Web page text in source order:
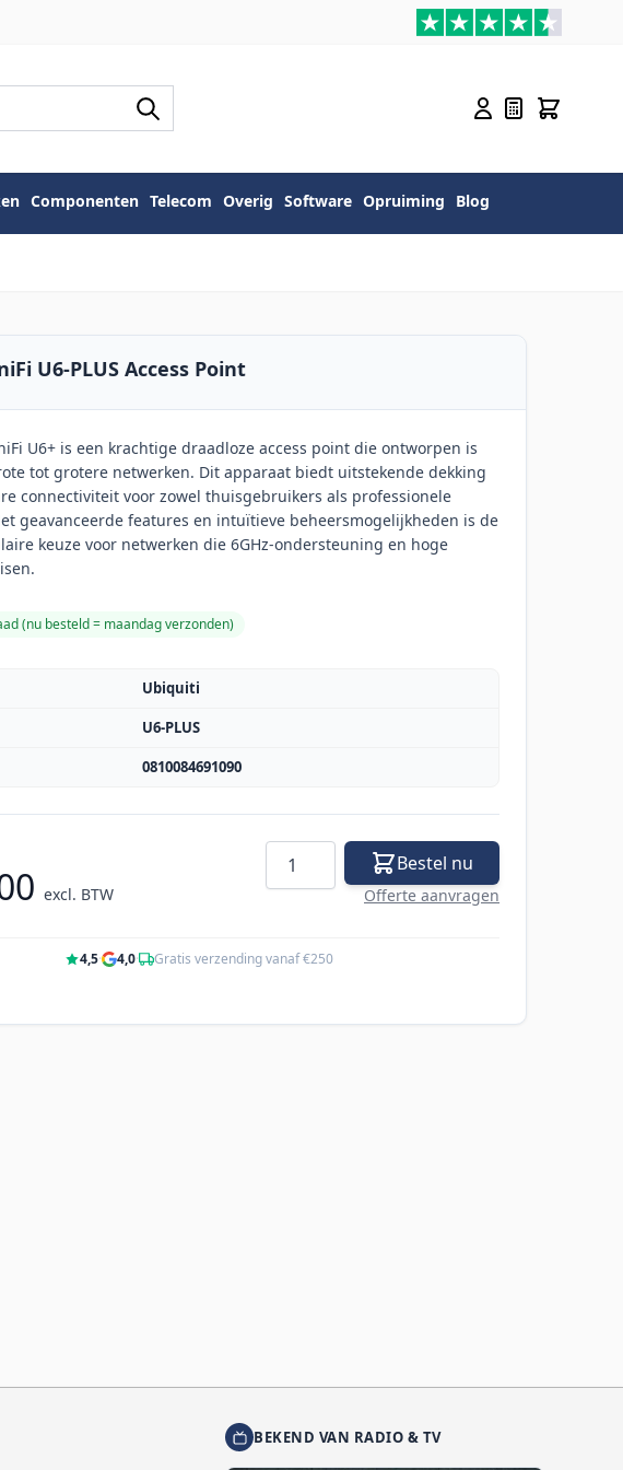
Componenten Telecom Overig Software Opruiming Blog
U6-PLUS Access Point
U6+ is een krachtige draadloze access point die ontworpen is
tot grotere netwerken. Dit apparaat biedt uitstekende dekking
connectiviteit voor zowel thuisgebruikers als professionele
geavanceerde features en intuïtieve beheersmogelijkheden is de
keuze voor netwerken die 6GHz-ondersteuning en hoge
(nu besteld = maandag verzonden)
Ubiquiti
U6-PLUS
0810084691090
excl. BTW
Aantal Bestel nu
Offerte aanvragen
4,5· 4,0· Gratis verzending vanaf €250
BEKEND VAN RADIO & TV